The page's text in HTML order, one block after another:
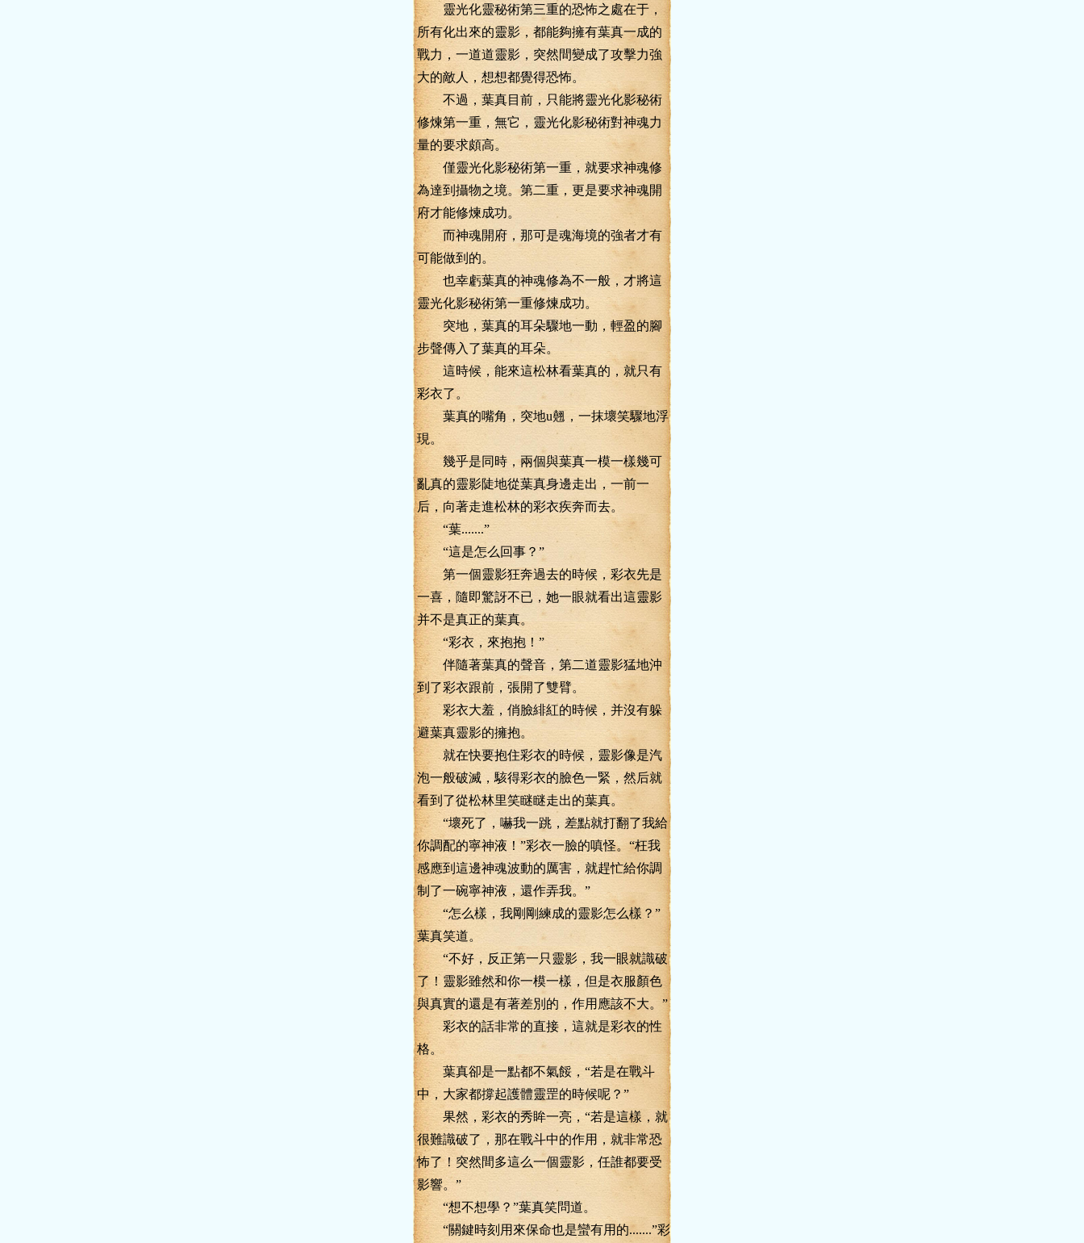
靈光化靈秘術第三重的恐怖之處在于，
所有化出來的靈影，都能夠擁有葉真一成的
戰力，一道道靈影，突然間變成了攻擊力強
大的敵人，想想都覺得恐怖。
不過，葉真目前，只能將靈光化影秘術
修煉第一重，無它，靈光化影秘術對神魂力
量的要求頗高。
僅靈光化影秘術第一重，就要求神魂修
為達到攝物之境。第二重，更是要求神魂開
府才能修煉成功。
而神魂開府，那可是魂海境的強者才有
可能做到的。
也幸虧葉真的神魂修為不一般，才將這
靈光化影秘術第一重修煉成功。
突地，葉真的耳朵驟地一動，輕盈的腳
步聲傳入了葉真的耳朵。
這時候，能來這松林看葉真的，就只有
彩衣了。
葉真的嘴角，突地u翹，一抹壞笑驟地浮
現。
幾乎是同時，兩個與葉真一模一樣幾可
亂真的靈影陡地從葉真身邊走出，一前一
后，向著走進松林的彩衣疾奔而去。
“葉.......”
“這是怎么回事？”
第一個靈影狂奔過去的時候，彩衣先是
一喜，隨即驚訝不已，她一眼就看出這靈影
并不是真正的葉真。
“彩衣，來抱抱！”
伴隨著葉真的聲音，第二道靈影猛地沖
到了彩衣跟前，張開了雙臂。
彩衣大羞，俏臉緋紅的時候，并沒有躲
避葉真靈影的擁抱。
就在快要抱住彩衣的時候，靈影像是汽
泡一般破滅，駭得彩衣的臉色一緊，然后就
看到了從松林里笑瞇瞇走出的葉真。
“壞死了，嚇我一跳，差點就打翻了我給
你調配的寧神液！”彩衣一臉的嗔怪。“枉我
感應到這邊神魂波動的厲害，就趕忙給你調
制了一碗寧神液，還作弄我。”
“怎么樣，我剛剛練成的靈影怎么樣？”
葉真笑道。
“不好，反正第一只靈影，我一眼就識破
了！靈影雖然和你一模一樣，但是衣服顏色
與真實的還是有著差別的，作用應該不大。”
彩衣的話非常的直接，這就是彩衣的性
格。
葉真卻是一點都不氣餒，“若是在戰斗
中，大家都撐起護體靈罡的時候呢？”
果然，彩衣的秀眸一亮，“若是這樣，就
很難識破了，那在戰斗中的作用，就非常恐
怖了！突然間多這么一個靈影，任誰都要受
影響。”
“想不想學？”葉真笑問道。
“關鍵時刻用來保命也是蠻有用的.......”彩